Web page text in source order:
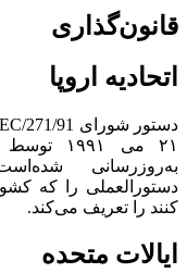
قانون‌گذاری
اتحادیه اروپا
دستورالعملی را که
کنند را تعریف می‌کند.
ایالات متحده